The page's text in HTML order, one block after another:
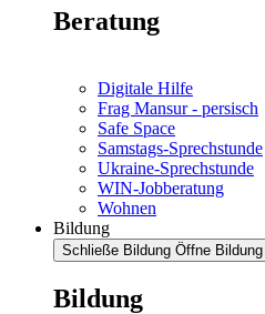
Beratung
Digitale Hilfe
Frag Mansur - persisch
Safe Space
Samstags-Sprechstunde
Ukraine-Sprechstunde
WIN-Jobberatung
Wohnen
Bildung
Schließe Bildung Öffne Bildung
Bildung